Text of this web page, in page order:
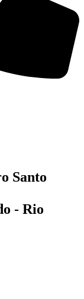
Santo
- Rio